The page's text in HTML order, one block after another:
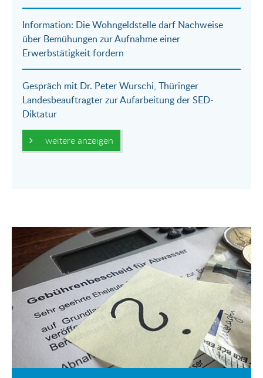
Information: Die Wohngeldstelle darf Nachweise
über Bemühungen zur Aufnahme einer
Erwerbstätigkeit fordern
Gespräch mit Dr. Peter Wurschi, Thüringer
Landesbeauftragter zur Aufarbeitung der SED-
Diktatur
weitere anzeigen